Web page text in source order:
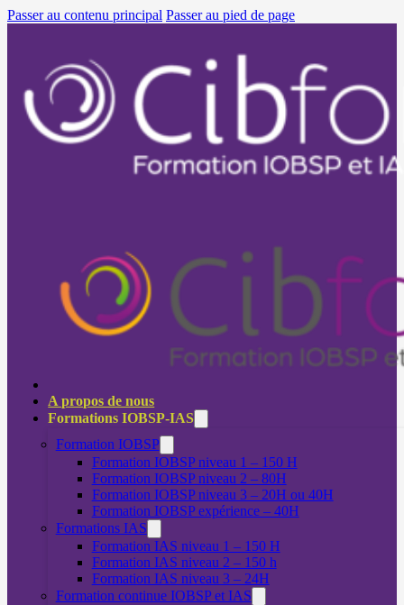
Passer au contenu principal Passer au pied de page
A propos de nous
Formations IOBSP-IAS
Formation IOBSP
Formation IOBSP niveau 1 – 150 H
Formation IOBSP niveau 2 – 80H
Formation IOBSP niveau 3 – 20H ou 40H
Formation IOBSP expérience – 40H
Formations IAS
Formation IAS niveau 1 – 150 H
Formation IAS niveau 2 – 150 h
Formation IAS niveau 3 – 24H
Formation continue IOBSP et IAS